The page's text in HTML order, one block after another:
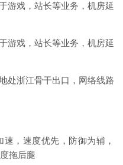
游戏，站长等业务，机房延
游戏，站长等业务，机房延
处浙江骨干出口，网络线路
，速度优先，防御为辅，
拖后腿